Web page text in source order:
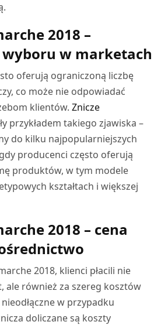
2018 –
w marketach
oferują ograniczoną liczbę
co może nie odpowiadać
klientów.Znicze
przykładem takiego zjawiska –
do kilku najpopularniejszych
producenci często oferują
produktów, w tym modele
kształtach i większej
2018 – cena
2018, klienci płacili nie
ale również za szereg kosztów
w przypadku
doliczane są koszty